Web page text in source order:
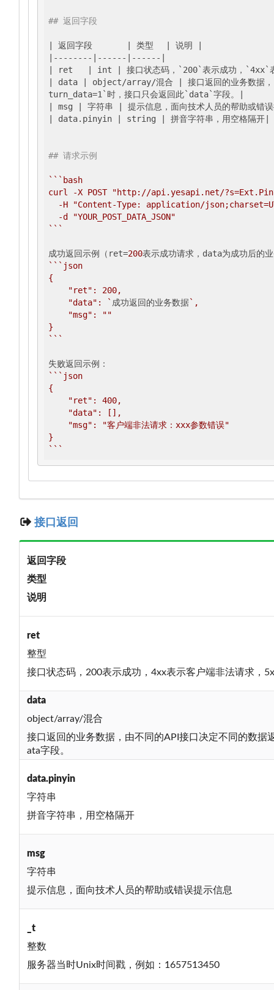
## 返回字段
| 说明 |
|--------|
------ |------|
int
| 接口状态码，`200`表示成功，`4xx`
| data |
object/array/混合
| 接口返回的业务数据
turn_data=1`时，接口只会返回此`data`字段。|
| msg |
字符串
| 提示信息，面向技术人员的帮助或错
| data.pinyin |
string | 拼音字符串，用空格隔开|
## 请求示例
`` `bash
curl -X POST "http://api.yesapi.net/
` ``
成功返回示例（ret=200
`` `json
{
    "data": `
成功返回的业务数据`,
}
` ``
`` `json
{
}
` ``
接口返回
返回字段
类型
说明
ret
整型
接口状态码，200表示成功，4xx表示客户端非法请求，
data
object/array/混合
接口返回的业务数据，由不同的API接口决定不同的数
ata字段。
data.pinyin
字符串
拼音字符串，用空格隔开
msg
字符串
提示信息，面向技术人员的帮助或错误提示信息
_t
整数
服务器当时Unix时间戳，例如：1657513450